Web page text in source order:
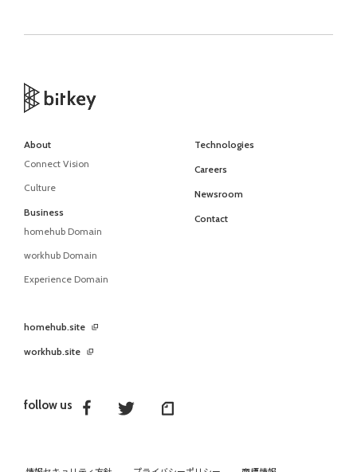
follow us
About
Connect Vision
Culture
Business
homehub Domain
workhub Domain
Experience Domain
Technologies
Careers
Newsroom
Contact
homehub.site
workhub.site